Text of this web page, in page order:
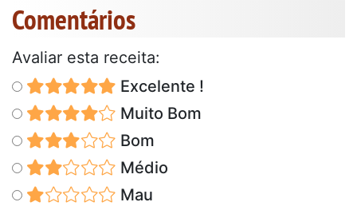
Comentários
Avaliar esta receita:
Excelente !
Muito Bom
Bom
Médio
Mau